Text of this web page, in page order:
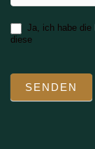
Ja, ich habe die
diese
SENDEN